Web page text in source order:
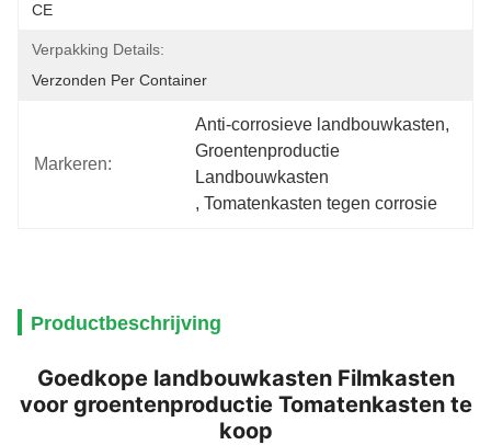
CE
Verpakking Details:
Verzonden Per Container
Markeren:
Anti-corrosieve landbouwkasten,
Groentenproductie
Landbouwkasten
, Tomatenkasten tegen corrosie
Productbeschrijving
Goedkope landbouwkasten Filmkasten
voor groentenproductie Tomatenkasten te
koop